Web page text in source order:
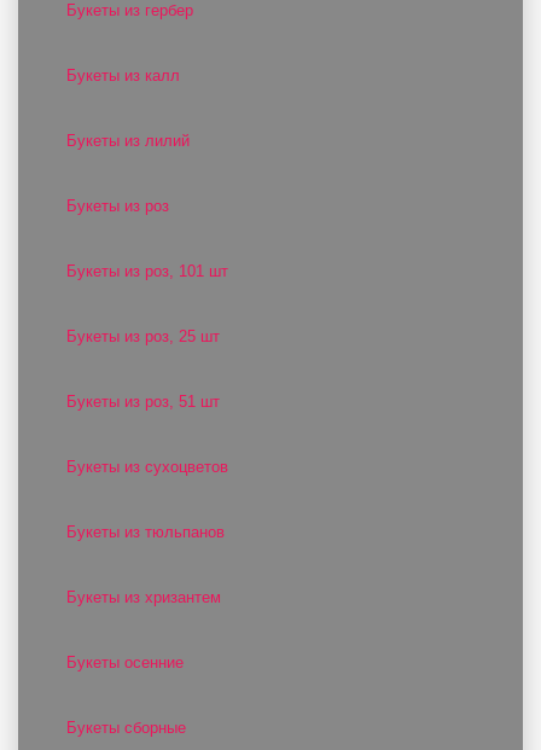
Букеты из гербер
Букеты из калл
Букеты из лилий
Букеты из роз
Букеты из роз, 101 шт
Букеты из роз, 25 шт
Букеты из роз, 51 шт
Букеты из сухоцветов
Букеты из тюльпанов
Букеты из хризантем
Букеты осенние
Букеты сборные